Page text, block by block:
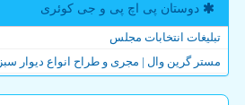
دوستان پی اچ پی و جی كوئری
تبلیغات انتخابات مجلس
مستر گرین وال | مجری و طراح انواع دیوار سبز